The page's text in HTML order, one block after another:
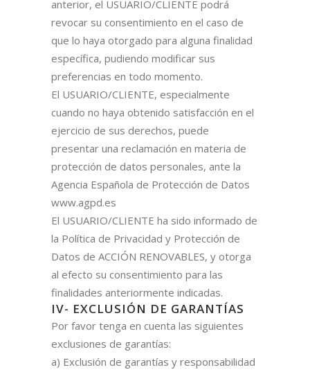
anterior, el USUARIO/CLIENTE podrá
revocar su consentimiento en el caso de
que lo haya otorgado para alguna finalidad
específica, pudiendo modificar sus
preferencias en todo momento.
El USUARIO/CLIENTE, especialmente
cuando no haya obtenido satisfacción en el
ejercicio de sus derechos, puede
presentar una reclamación en materia de
protección de datos personales, ante la
Agencia Española de Protección de Datos
www.agpd.es
El USUARIO/CLIENTE ha sido informado de
la Política de Privacidad y Protección de
Datos de ACCIÓN RENOVABLES, y otorga
al efecto su consentimiento para las
finalidades anteriormente indicadas.
IV- EXCLUSIÓN DE GARANTÍAS
Por favor tenga en cuenta las siguientes
exclusiones de garantías:
a) Exclusión de garantías y responsabilidad